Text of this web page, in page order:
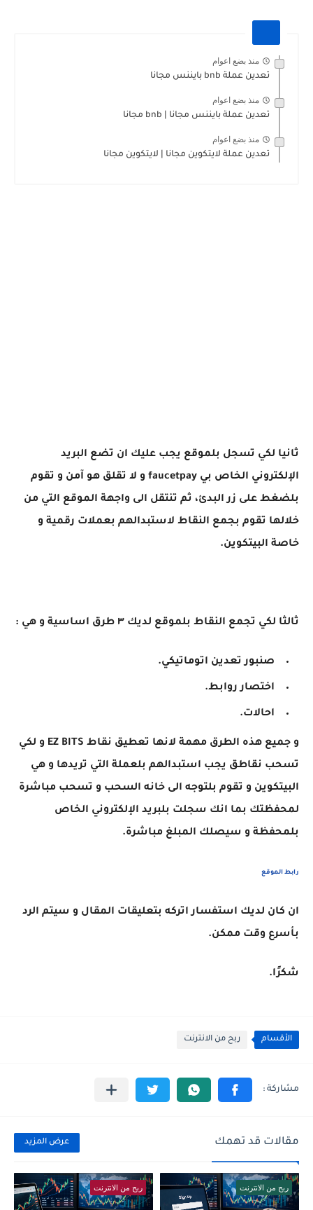
منذ بضع اعوام
تعدين عملة bnb بايننس مجانا
منذ بضع اعوام
تعدين عملة بايننس مجانا | bnb مجانا
منذ بضع اعوام
تعدين عملة لايتكوين مجانا | لايتكوين مجانا
ثانيا لكي تسجل بلموقع يجب عليك ان تضع البريد
الإلكتروني الخاص بي faucetpay و لا تقلق هو آمن و تقوم
بلضغط على زر البدئ، ثم تنتقل الى واجهة الموقع التي من
خلالها تقوم بجمع النقاط لاستبدالهم بعملات رقمية و
خاصة البيتكوين.
ثالثا لكي تجمع النقاط بلموقع لديك ٣ طرق اساسية و هي :
صنبور تعدين اتوماتيكي.
اختصار روابط.
احالات.
و جميع هذه الطرق مهمة لانها تعطيق نقاط EZ BITS و لكي
تسحب نقاطق يجب استبدالهم بلعملة التي تريدها و هي
البيتكوين و تقوم بلتوجه الى خانه السحب و تسحب مباشرة
لمحفظتك بما انك سجلت بلبريد الإلكتروني الخاص
بلمحفظة و سيصلك المبلغ مباشرة.
رابط الموقع
ان كان لديك استفسار اتركه بتعليقات المقال و سيتم الرد
بأسرع وقت ممكن.
شكرًا.
الأقسام ربح من الانترنت
مقالات قد تهمك عرض المزيد
ربح من الانترنت ربح من الانترنت